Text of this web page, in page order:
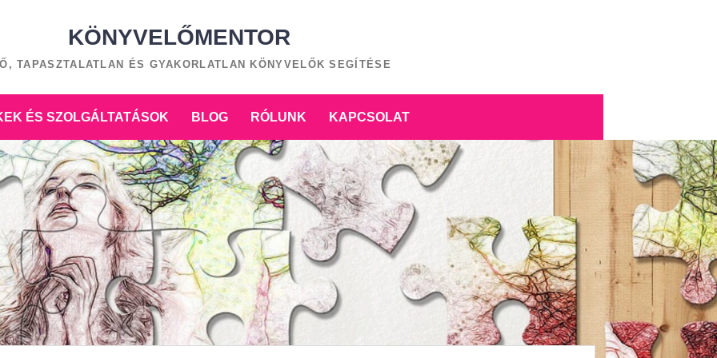
KÖNYVELŐMENTOR
TAPASZTALATLAN ÉS GYAKORLATLAN KÖNYVELŐK SEGÍTÉSE
ÉS SZOLGÁLTATÁSOK BLOG RÓLUNK KAPCSOLAT